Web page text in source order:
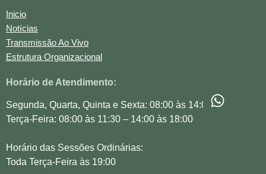
Inicio
Notícias
Transmissão Ao Vivo
Estrutura Organizacional
Horário de Atendimento:
Segunda, Quarta, Quinta e Sexta: 08:00 às 14:00
Terça-Feira: 08:00 às 11:30 – 14:00 às 18:00
Horário das Sessões Ordinárias:
Toda Terça-Feira às 19:00